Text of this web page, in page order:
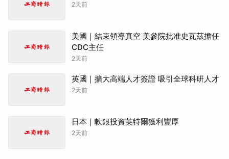
2天前
美國｜結束領導真空 美參院批准史瓦茲擔任
CDC主任
2天前
英國｜擴大高端人才簽證 吸引全球科研人才
2天前
日本｜軟銀投資英特爾獲利豐厚
2天前